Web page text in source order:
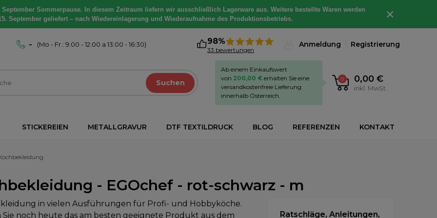
Sommerpause. In diesem Zeitraum liefern wir ausschließlich Lagerware aus. Weitere bestellte Waren werden
September geliefert – nach Wiedereinlagerung und Wiederaufnahme des Produktionsbetriebs.
×
- (Mo - Fr.: 9:00 - 12:00 a 13:00 - 16:30) 98%
33 bewertungen
Anmeldung Registrierung
Suchen 0 0,00 €
inkl. MwSt.
Ab einem Einkaufswert
von 200,00 € erhalten Sie eine
versandkostenfreie Lieferung
innerhalb Österreich.
STICKEREIEN METALLGRAVUR DTF TEXTILDRUCK BLOG REFERENZEN KONTAKT
- EGOchef - rot-schwarz - m
in vielen Ausführungen für Profi- und Hobbyköche.
Sie noch heute das am besten geeignete Produkt aus dem
Ratschläge, Anleitungen,